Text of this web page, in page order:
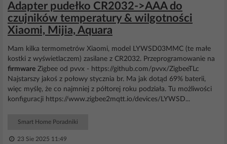
Adapter pudełko CR2032->AAA do
czujników temperatury & wilgotności
Xiaomi, Mijia, Aquara
Mam kilka termometrów Xiaomi, model LYWSD03MMC (te małe
kostki z wyświetlaczem) zasilane z CR2032. Przeprogramowanie na
firmware Zigbee od pvvx - https://github.com/pvvx/ZigbeeTLc
Najstarszy jakoś z połowy stycznia br. Ma jak dotąd 69% baterii,
więc myślę, że co najmniej z półtorej roku podziała. Tu możliwości
konfiguracji https://www.zigbee2mqtt.io/devices/LYWSD...
Smart Home Poradniki
23 Sie 2025 11:49